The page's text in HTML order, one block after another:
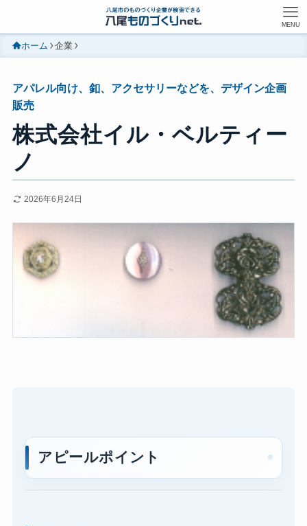
MENU
ホーム 企業
アパレル向け、釦、アクセサリーなどを、デザイン企画
販売
株式会社イル・ベルティー
ノ
2026年6月24日
アピールポイント